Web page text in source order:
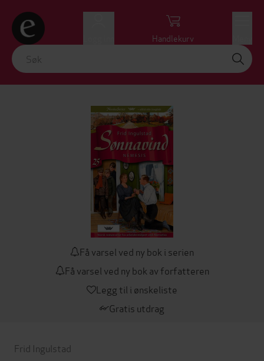
Handlekurv
Få varsel ved ny bok i serien
Få varsel ved ny bok av forfatteren
Legg til i ønskeliste
Gratis utdrag
Frid Ingulstad